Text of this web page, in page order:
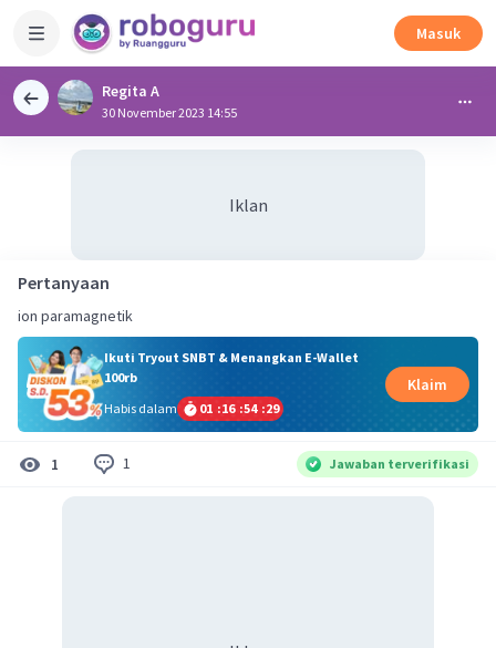
Masuk
Regita A
30 November 2023 14:55
Iklan
Pertanyaan
ion paramagnetik
Ikuti Tryout SNBT & Menangkan E-Wallet
100rb
Habis dalam
01 :16 :54 :29
Klaim
1 1 Jawaban terverifikasi